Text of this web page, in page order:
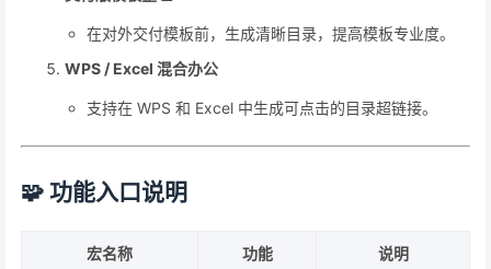
在对外交付模板前，生成清晰目录，提高模板专业度。
WPS / Excel 混合办公
支持在 WPS 和 Excel 中生成可点击的目录超链接。
🧩 功能入口说明
宏名称 功能 说明